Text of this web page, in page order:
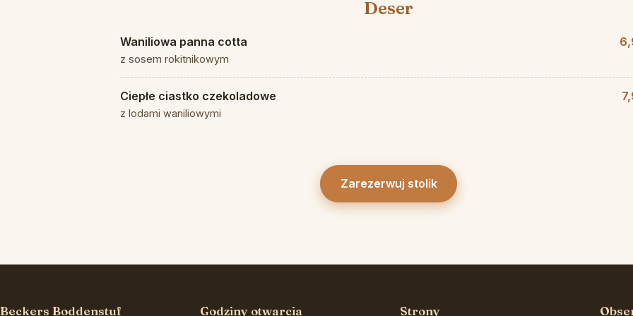
Deser
Waniliowa panna cotta
z sosem rokitnikowym
Ciepłe ciastko czekoladowe
z lodami waniliowymi
Zarezerwuj stolik
Beckers Boddenstuf Godziny otwarcia Strony